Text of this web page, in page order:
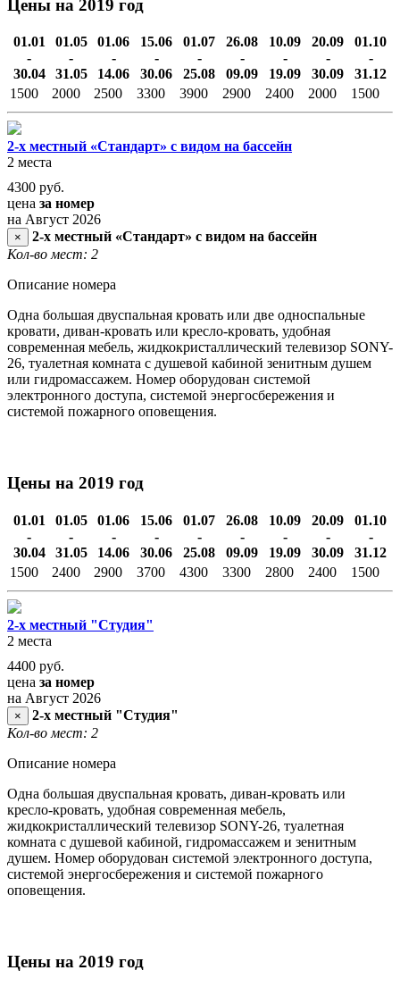
Цены на 2019 год
01.01
-
30.04
01.05
-
31.05
01.06
-
14.06
15.06
-
30.06
01.07
-
25.08
26.08
-
09.09
10.09
-
19.09
20.09
-
30.09
01.10
-
31.12
1500
2000 2500 3300 3900 2900 2400 2000 1500
2-х местный «Стандарт» с видом на бассейн
2 места
4300 руб.
цена за номер
на Август 2026
×
2-х местный «Стандарт» с видом на бассейн
Кол-во мест: 2
Описание номера
Одна большая двуспальная кровать или две односпальные
кровати, диван-кровать или кресло-кровать, удобная
современная мебель, жидкокристаллический телевизор SONY-
26, туалетная комната с душевой кабиной зенитным душем
или гидромассажем. Номер оборудован системой
электронного доступа, системой энергосбережения и
системой пожарного оповещения.
Цены на 2019 год
01.01
-
30.04
01.05
-
31.05
01.06
-
14.06
15.06
-
30.06
01.07
-
25.08
26.08
-
09.09
10.09
-
19.09
20.09
-
30.09
01.10
-
31.12
1500
2400 2900 3700 4300 3300 2800 2400 1500
2-х местный "Студия"
2 места
4400 руб.
цена за номер
на Август 2026
×
2-х местный "Студия"
Кол-во мест: 2
Описание номера
Одна большая двуспальная кровать, диван-кровать или
кресло-кровать, удобная современная мебель,
жидкокристаллический телевизор SONY-26, туалетная
комната с душевой кабиной, гидромассажем и зенитным
душем. Номер оборудован системой электронного доступа,
системой энергосбережения и системой пожарного
оповещения.
Цены на 2019 год